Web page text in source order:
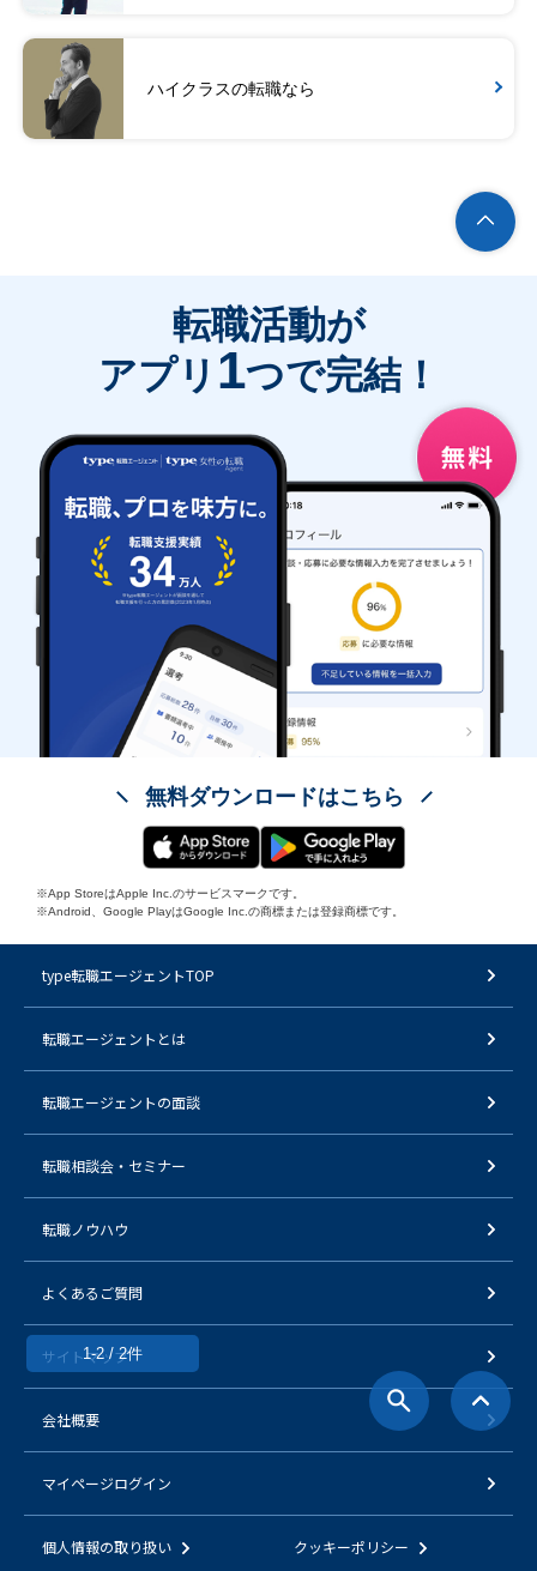
ハイクラスの転職なら
1-2 / 2件
転職活動が
アプリ 1つで完結！
無料ダウンロードはこちら
※App StoreはApple Inc.のサービスマークです。
※Android、Google PlayはGoogle Inc.の商標または登録商標です。
type転職エージェントTOP
転職エージェントとは
転職エージェントの面談
転職相談会・セミナー
転職ノウハウ
よくあるご質問
サイトマップ
会社概要
マイページログイン
個人情報の取り扱い クッキーポリシー